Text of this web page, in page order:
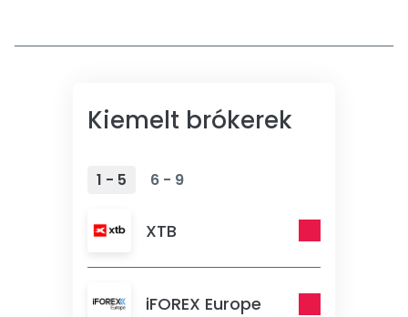
Kiemelt brókerek
1 - 5 6 - 9
XTB
iFOREX Europe